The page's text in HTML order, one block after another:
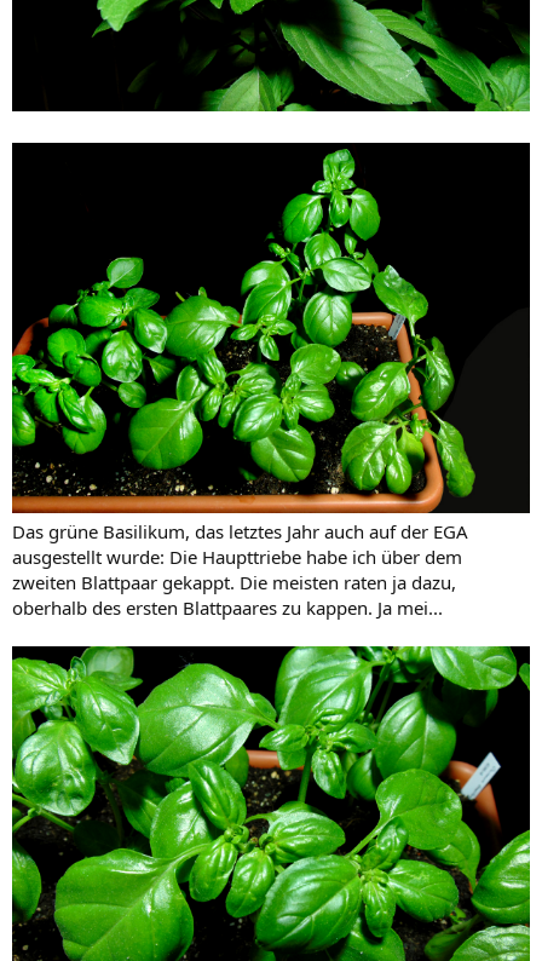
Das grüne Basilikum, das letztes Jahr auch auf der EGA
ausgestellt wurde: Die Haupttriebe habe ich über dem
zweiten Blattpaar gekappt. Die meisten raten ja dazu,
oberhalb des ersten Blattpaares zu kappen. Ja mei...